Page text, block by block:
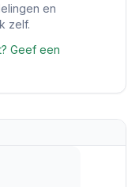
en
zelf.
Geef een